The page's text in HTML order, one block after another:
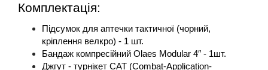
Комплектація:
Підсумок для аптечки тактичної (чорний,
кріплення велкро) - 1 шт.
Бандаж компресійний Olaes Modular 4″ - 1шт.
Джгут - турнікет CAT (Combat-Application-